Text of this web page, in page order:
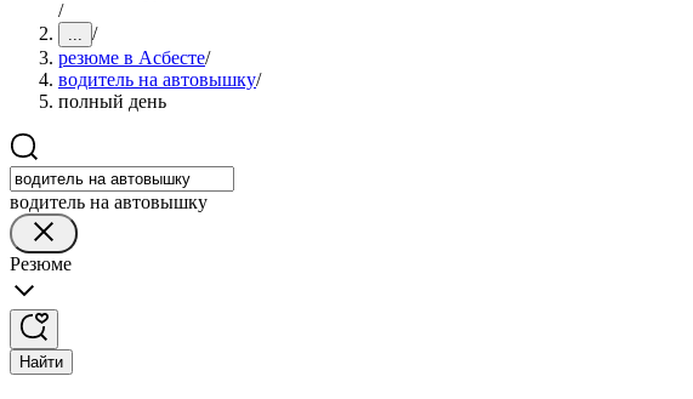
/
... /
резюме в Асбесте/
водитель на автовышку/
полный день
водитель на автовышку
Резюме
Найти